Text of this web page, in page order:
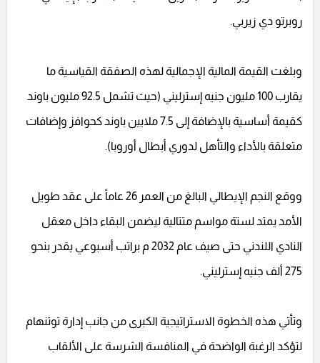
روبرتو دي زيربي.
وبلغت القيمة المالية الإجمالية لهذه الصفقة القياسية ما
يقارب 100 مليون جنيه إسترليني (حيث تشمل 92.5 مليون باوند
كقيمة أساسية بالإضافة إلى 7.5 ملايين باوند كحوافز وإضافات
متعلقة بالأداء والتأهل لدوري أبطال أوروبا).
ووقع النجم الإيطالي البالغ من العمر 26 عاماً على عقد طويل
الأمد يمتد لستة مواسم متتالية ليضمن البقاء داخل معقل
النادي اللندني حتى صيف عام 2032 م براتب أسبوعي يقدر بنحو
275 ألف جنيه إسترليني.
وتأتي هذه الخطوة الاستراتيجية الكبرى من جانب إدارة توتنهام
لتؤكد الرغبة الواضحة في المنافسة الشرسة على الألقاب